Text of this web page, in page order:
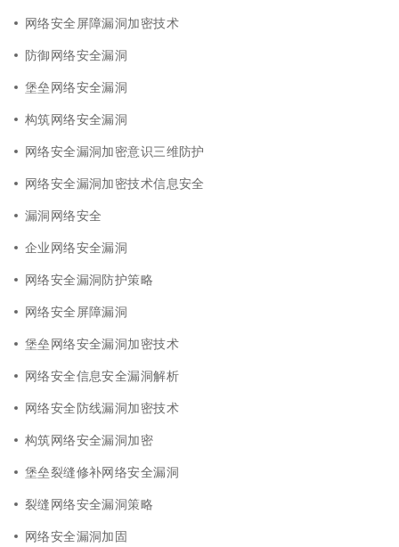
网络安全屏障漏洞加密技术
防御网络安全漏洞
堡垒网络安全漏洞
构筑网络安全漏洞
网络安全漏洞加密意识三维防护
网络安全漏洞加密技术信息安全
漏洞网络安全
企业网络安全漏洞
网络安全漏洞防护策略
网络安全屏障漏洞
堡垒网络安全漏洞加密技术
网络安全信息安全漏洞解析
网络安全防线漏洞加密技术
构筑网络安全漏洞加密
堡垒裂缝修补网络安全漏洞
裂缝网络安全漏洞策略
网络安全漏洞加固